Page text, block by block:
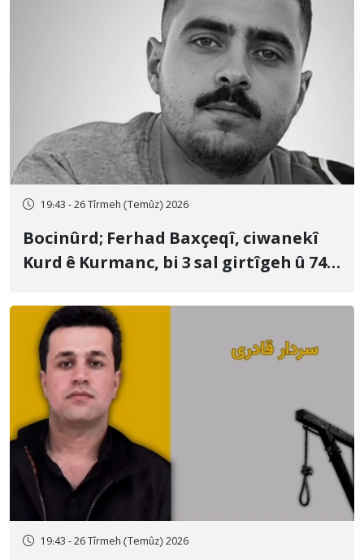
19:43 - 26 Tîrmeh (Temûz) 2026
Bocinûrd; Ferhad Baxçeqî, ciwanekî
Kurd ê Kurmanc, bi 3 sal girtîgeh û 74
19:43 - 26 Tîrmeh (Temûz) 2026